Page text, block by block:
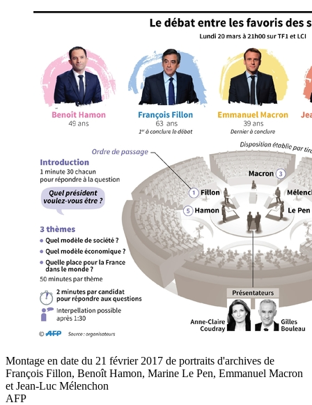
Montage en date du 21 février 2017 de portraits d'archives de
François Fillon, Benoît Hamon, Marine Le Pen, Emmanuel Macron
et Jean-Luc Mélenchon
AFP